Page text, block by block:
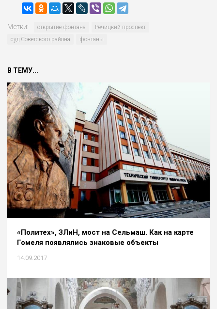
Метки: открытие фонтана
Речицкий проспект
суд Советского района
фонтаны
В ТЕМУ...
«Политех», ЗЛиН, мост на Сельмаш. Как на карте
Гомеля появлялись знаковые объекты
14.09.2017